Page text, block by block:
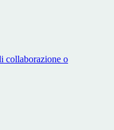
collaborazione o